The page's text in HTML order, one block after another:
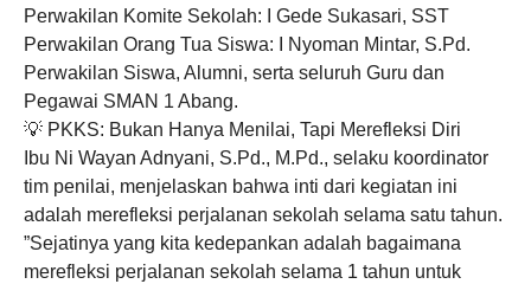
​Perwakilan Komite Sekolah: I Gede Sukasari, SST
​Perwakilan Orang Tua Siswa: I Nyoman Mintar, S.Pd.
​Perwakilan Siswa, Alumni, serta seluruh Guru dan
Pegawai SMAN 1 Abang.
​💡 PKKS: Bukan Hanya Menilai, Tapi Merefleksi Diri
​Ibu Ni Wayan Adnyani, S.Pd., M.Pd., selaku koordinator
tim penilai, menjelaskan bahwa inti dari kegiatan ini
adalah merefleksi perjalanan sekolah selama satu tahun.
​”Sejatinya yang kita kedepankan adalah bagaimana
merefleksi perjalanan sekolah selama 1 tahun untuk